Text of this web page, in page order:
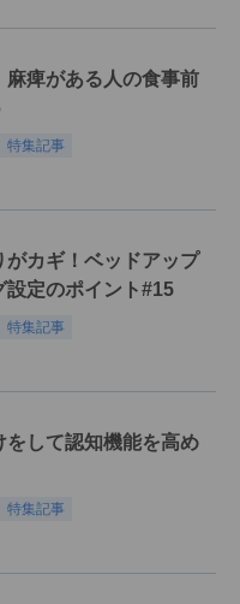
麻痺がある人の食事前
特集記事
がカギ！ベッドアップ
設定のポイント#15
特集記事
をして認知機能を高め
特集記事